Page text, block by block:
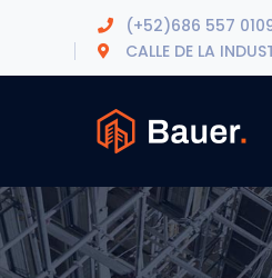
(+52)686 557
CALLE DE LA